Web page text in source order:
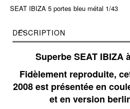
SEAT IBIZA 5 portes bleu métal 1/43
DESCRIPTION
Superbe SEAT IBIZA
Fidèlement reproduite,
2008 est présentée en
et en version